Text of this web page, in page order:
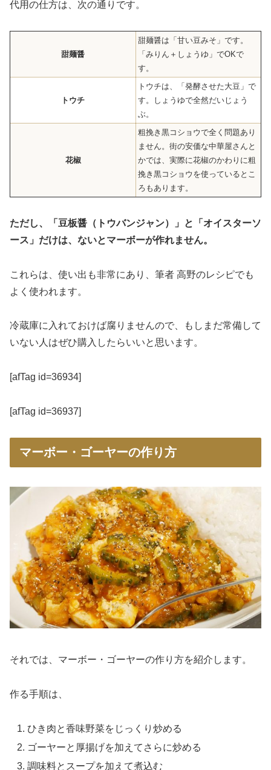
代用の仕方は、次の通りです。
甜麺醤
甜麺醤は「甘い豆みそ」です。
「みりん＋しょうゆ」でOKで
す。
トウチ
トウチは、「発酵させた大豆」で
す。しょうゆで全然だいじょう
ぶ。
花椒
粗挽き黒コショウで全く問題あり
ません。街の安価な中華屋さんと
かでは、実際に花椒のかわりに粗
挽き黒コショウを使っているとこ
ろもあります。
ただし、「豆板醤（トウバンジャン）」と「オイスターソ
ース」だけは、ないとマーボーが作れません。
これらは、使い出も非常にあり、筆者 高野のレシピでも
よく使われます。
冷蔵庫に入れておけば腐りませんので、もしまだ常備して
いない人はぜひ購入したらいいと思います。
[afTag id=36934]
[afTag id=36937]
マーボー・ゴーヤーの作り方
それでは、マーボー・ゴーヤーの作り方を紹介します。
作る手順は、
ひき肉と香味野菜をじっくり炒める
ゴーヤーと厚揚げを加えてさらに炒める
調味料とスープを加えて煮込む